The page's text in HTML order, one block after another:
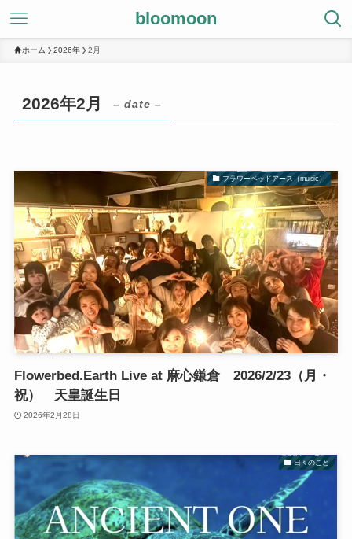
bloomoon
ホーム 2026年 2月
2026年2月 – date –
フラワーベッドアース（music）
Flowerbed.Earth Live at 麻心鎌倉 2026/2/23（月・
祝） 天皇誕生日
2026年2月28日
日々のこと